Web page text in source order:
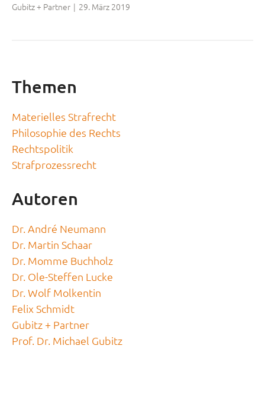
Gubitz + Partner | 29. März 2019
Themen
Materielles Strafrecht
Philosophie des Rechts
Rechtspolitik
Strafprozessrecht
Autoren
Dr. André Neumann
Dr. Martin Schaar
Dr. Momme Buchholz
Dr. Ole-Steffen Lucke
Dr. Wolf Molkentin
Felix Schmidt
Gubitz + Partner
Prof. Dr. Michael Gubitz